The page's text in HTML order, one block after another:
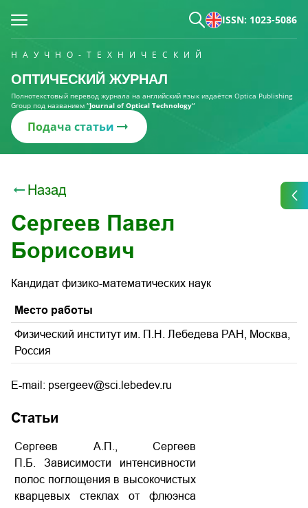
ISSN: 1023-5086
НАУЧНО-ТЕХНИЧЕСКИЙ
ОПТИЧЕСКИЙ ЖУРНАЛ
Полнотекстовый перевод журнала на английский язык издаётся Optica Publishing
Group под названием “Journal of Optical Technology“
Подача статьи
Назад
Сергеев Павел
Борисович
Кандидат физико-математических наук
Место работы
Физический институт им. П.Н. Лебедева РАН, Москва,
Россия
E-mail: psergeev@sci.lebedev.ru
Статьи
Сергеев А.П., Сергеев
П.Б. Зависимости интенсивности
полос поглощения в высокочистых
кварцевых стеклах от флюэнса